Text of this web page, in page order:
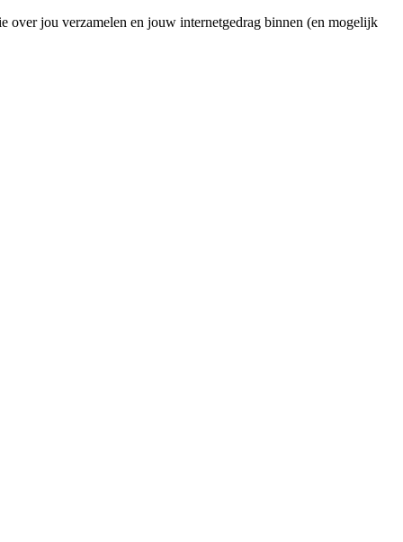
over jou verzamelen en jouw internetgedrag binnen (en mogelijk